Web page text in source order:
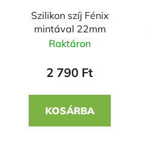
Szilikon szíj Fénix
mintával 22mm
Raktáron
2 790 Ft
KOSÁRBA